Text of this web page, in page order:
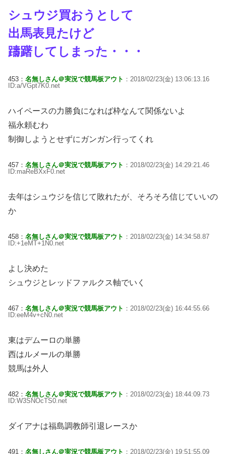
シュウジ買おうとして
出馬表見たけど
躊躇してしまった・・・
453： 名無しさん＠実況で競馬板アウト ：2018/02/23(金) 13:06:13.16
ID:a/VGpt7K0.net
ハイペースの力勝負になれば枠なんて関係ないよ
福永頼むわ
制御しようとせずにガンガン行ってくれ
457： 名無しさん＠実況で競馬板アウト ：2018/02/23(金) 14:29:21.46
ID:maReBXxF0.net
去年はシュウジを信じて敗れたが、そろそろ信じていいの
か
458： 名無しさん＠実況で競馬板アウト ：2018/02/23(金) 14:34:58.87
ID:+1eMT+1N0.net
よし決めた
シュウジとレッドファルクス軸でいく
467： 名無しさん＠実況で競馬板アウト ：2018/02/23(金) 16:44:55.66
ID:eeM4v+cN0.net
東はデムーロの単勝
西はルメールの単勝
競馬は外人
482： 名無しさん＠実況で競馬板アウト ：2018/02/23(金) 18:44:09.73
ID:W3SNOcTS0.net
ダイアナは福島調教師引退レースか
491： 名無しさん＠実況で競馬板アウト ：2018/02/23(金) 19:51:55.09